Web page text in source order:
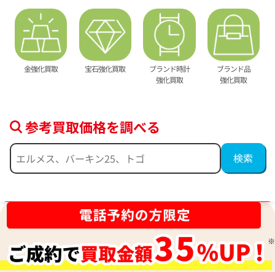
金強化買取 宝石強化買取
ブランド時計
強化買取
ブランド品
強化買取
参考買取価格を調べる